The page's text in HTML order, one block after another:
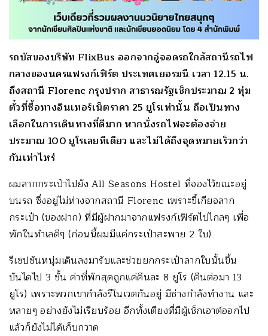
รถบัสของบริษัท FlixBus ออกจากอู่จอดรถใกล้สถานีรถไฟ
กลางของนครแฟรงก์เฟิร์ต ประเทศเยอรมนี เวลา 12.15 น.
ถึงสถานี Florenc กรุงปราก สาธารณรัฐเช็กประมาณ 2 ทุ่ม
ตั๋วที่ซื้อทางอินเทอร์เน็ตราคา 25 ยูโรเท่านั้น ถือเป็นทาง
เลือกในการเดินทางที่ดีมาก หากนั่งรถไฟจะต้องจ่าย
ประมาณ 100 ยูโรเลยทีเดียว และไม่ได้ถึงจุดหมายเร็วกว่า
กันเท่าไหร่
ผมลากกระเป๋าไปยัง All Seasons Hostel ที่จองไว้ขณะอยู่
บนรถ ซึ่งอยู่ไม่ห่างจากสถานี Florenc เพราะขี้เกียจลาก
กระเป๋า (ของฝาก) ที่มีผู้ฝากมาจากแฟรงก์เฟิร์ตไปไกลๆ เพื่อ
พักในทำเลดีๆ (ก่อนนี้ผมมีแค่กระเป๋าสะพาย 2 ใบ)
รีเซปชันหนุ่มเดินลงมารับและช่วยยกกระเป๋าลากใบนั้นขึ้น
บันไดไป 3 ชั้น ค่าที่พักสุดถูกแค่คืนละ 8 ยูโร (คืนต่อมา 13
ยูโร) เพราะพวกเขากำลังรีโนเวตกันอยู่ มีช่างกำลังทำงาน และ
หลายๆ อย่างยังไม่เรียบร้อย อีกทั้งเตียงที่มีผู้เช็กเอาต์ออกไป
แล้วก็ยังไม่ได้เก็บกวาด